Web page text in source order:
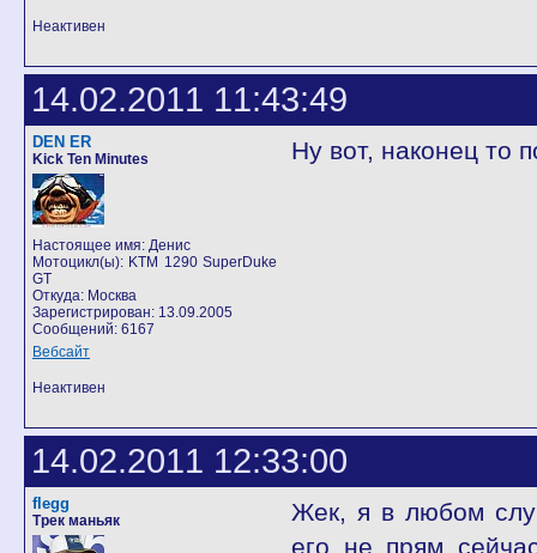
Неактивен
14.02.2011 11:43:49
DEN ER
Kick Ten Minutes
Настоящее имя: Денис
Мотоцикл(ы): KTM 1290 SuperDuke
GT
Откуда: Москва
Зарегистрирован: 13.09.2005
Сообщений: 6167
Вебсайт
Ну вот, наконец то
Неактивен
14.02.2011 12:33:00
flegg
Трек маньяк
Жек, я в любом
его не прям